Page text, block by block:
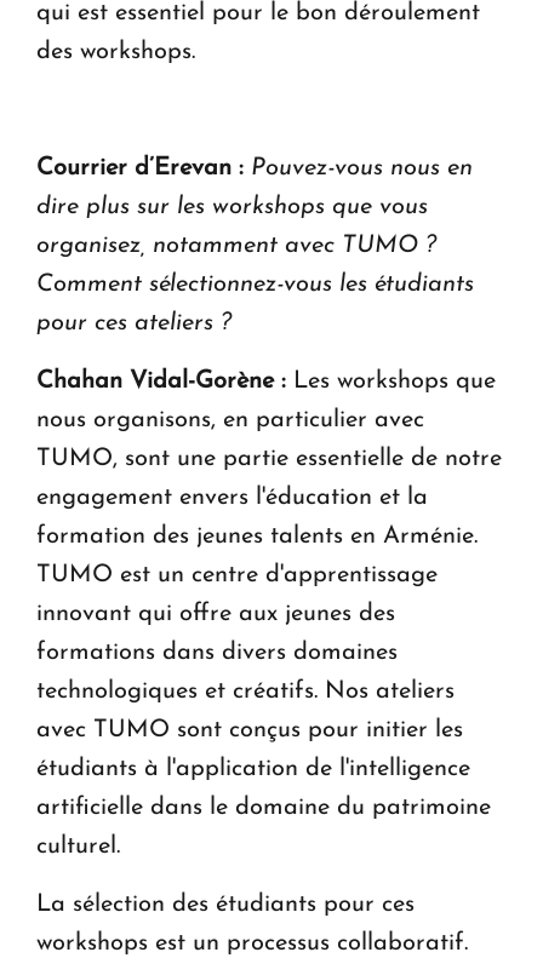
qui est essentiel pour le bon déroulement
des workshops.
Courrier d’Erevan : Pouvez-vous nous en
dire plus sur les workshops que vous
organisez, notamment avec TUMO ?
Comment sélectionnez-vous les étudiants
pour ces ateliers ?
Chahan Vidal-Gorène : Les workshops que
nous organisons, en particulier avec
TUMO, sont une partie essentielle de notre
engagement envers l'éducation et la
formation des jeunes talents en Arménie.
TUMO est un centre d'apprentissage
innovant qui offre aux jeunes des
formations dans divers domaines
technologiques et créatifs. Nos ateliers
avec TUMO sont conçus pour initier les
étudiants à l'application de l'intelligence
artificielle dans le domaine du patrimoine
culturel.
La sélection des étudiants pour ces
workshops est un processus collaboratif.